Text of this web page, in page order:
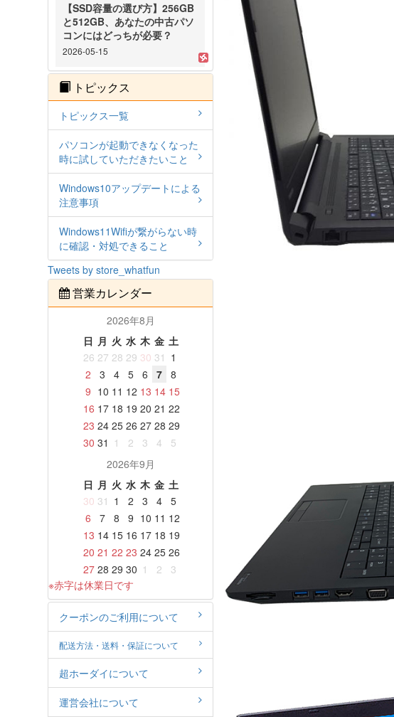
【SSD容量の選び方】256GB
と512GB、あなたの中古パソ
コンにはどっちが必要？
2026-05-15
トピックス
トピックス一覧
パソコンが起動できなくなった
時に試していただきたいこと
Windows10アップデートによる
注意事項
Windows11Wifiが繋がらない時
に確認・対処できること
Tweets by store_whatfun
営業カレンダー
2026年8月
日 月 火 水 木 金 土
26 27 28 29 30 31 1
2
3 4 5 6 7
8
9 10 11 12 13 14 15
16 17 18 19 20 21 22
23 24 25 26 27 28 29
30 31 1 2 3 4
5
2026年9月
日 月 火 水 木 金 土
30 31 1 2 3 4
5
6
7 8 9 10 11 12
13 14 15 16 17 18 19
20 21 22 23 24 25 26
27 28 29 30 1 2
3
※赤字は休業日です
クーポンのご利用について
配送方法・送料・保証について
超ホーダイについて
運営会社について